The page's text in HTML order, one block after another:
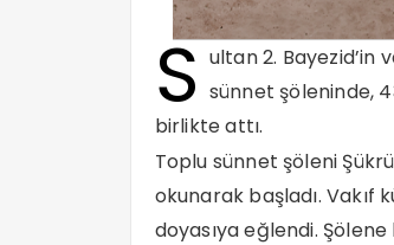
S ultan 2. Bayezid’in
sünnet şöleninde,
birlikte attı.
Toplu sünnet şöleni
okunarak başladı. Vakıf
doyasıya eğlendi.